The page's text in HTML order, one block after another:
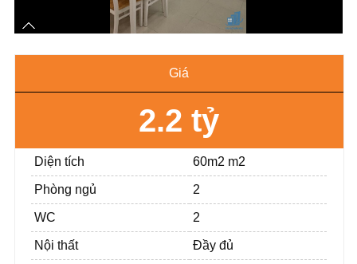
Giá
2.2 tỷ
Diện tích 60m2 m2
Phòng ngủ 2
WC 2
Nội thất Đầy đủ